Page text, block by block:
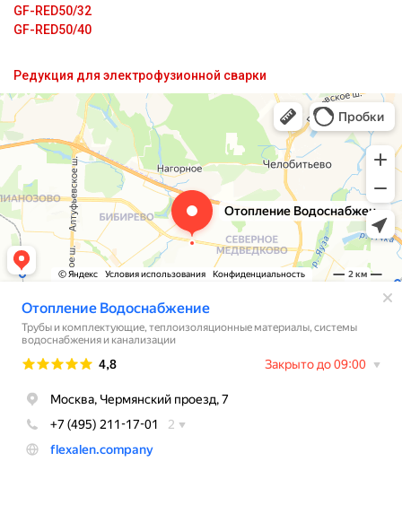
GF-RED50/32
GF-RED50/40
Редукция для электрофузионной сварки